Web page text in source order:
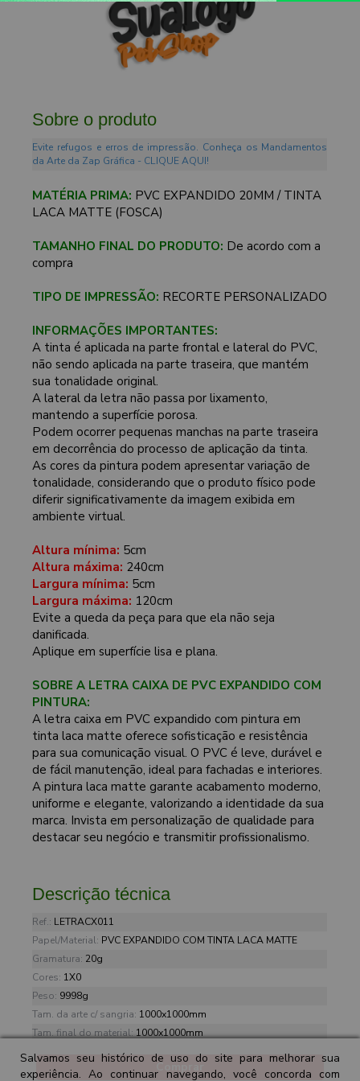
Sobre o produto
Evite refugos e erros de impressão. Conheça os Mandamentos
da Arte da Zap Gráfica - CLIQUE AQUI!
MATÉRIA PRIMA: PVC EXPANDIDO 20MM / TINTA
LACA MATTE (FOSCA)
TAMANHO FINAL DO PRODUTO: De acordo com a
compra
TIPO DE IMPRESSÃO: RECORTE PERSONALIZADO
INFORMAÇÕES IMPORTANTES:
A tinta é aplicada na parte frontal e lateral do PVC,
não sendo aplicada na parte traseira, que mantém
sua tonalidade original.
A lateral da letra não passa por lixamento,
mantendo a superfície porosa.
Podem ocorrer pequenas manchas na parte traseira
em decorrência do processo de aplicação da tinta.
As cores da pintura podem apresentar variação de
tonalidade, considerando que o produto físico pode
diferir significativamente da imagem exibida em
ambiente virtual.
Altura mínima: 5cm
Altura máxima: 240cm
Largura mínima: 5cm
Largura máxima: 120cm
Evite a queda da peça para que ela não seja
danificada.
Aplique em superfície lisa e plana.
SOBRE A LETRA CAIXA DE PVC EXPANDIDO COM
PINTURA:
A letra caixa em PVC expandido com pintura em
tinta laca matte oferece sofisticação e resistência
para sua comunicação visual. O PVC é leve, durável e
de fácil manutenção, ideal para fachadas e interiores.
A pintura laca matte garante acabamento moderno,
uniforme e elegante, valorizando a identidade da sua
marca. Invista em personalização de qualidade para
destacar seu negócio e transmitir profissionalismo.
Descrição técnica
Ref.: LETRACX011
Papel/Material: PVC EXPANDIDO COM TINTA LACA MATTE
Gramatura: 20g
Cores: 1X0
Peso: 9998g
Tam. da arte c/ sangria: 1000x1000mm
Tam. final do material: 1000x1000mm
Comprar
Salvamos seu histórico de uso do site para melhorar sua
experiência. Ao continuar navegando, você concorda com